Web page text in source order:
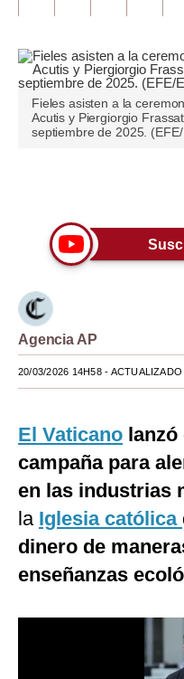
Opinión
Editorial
Blogs
Viajes
Estilos
Mundo
Internacional
Tecnología
Fieles asisten a la
Acutis y Piergiorgio
septiembre de 2025.
Agencia AP
20/03/2026 14H58- ACTUALIZADO
El Vaticano lanzó
campaña para
en las industrias
la Iglesia católica
dinero de
enseñanzas